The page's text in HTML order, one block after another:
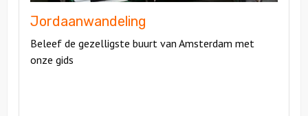
Jordaanwandeling
Beleef de gezelligste buurt van Amsterdam met
onze gids